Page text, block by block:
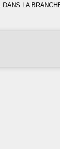
DANS LA